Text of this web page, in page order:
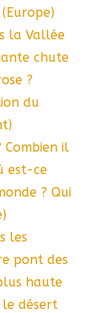
la Vallée
chute
?
du
il
est-ce
? Qui
les
pont des
haute
le désert